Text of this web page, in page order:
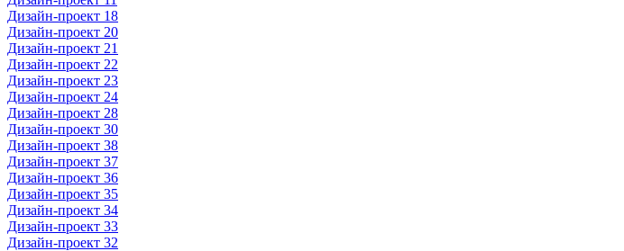
Дизайн-проект 18
Дизайн-проект 20
Дизайн-проект 21
Дизайн-проект 22
Дизайн-проект 23
Дизайн-проект 24
Дизайн-проект 28
Дизайн-проект 30
Дизайн-проект 38
Дизайн-проект 37
Дизайн-проект 36
Дизайн-проект 35
Дизайн-проект 34
Дизайн-проект 33
Дизайн-проект 32